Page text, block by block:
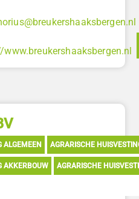
ALGEMEEN AGRARISCHE
AKKERBOUW AGRARISCHE